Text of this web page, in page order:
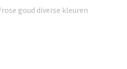
goud diverse kleuren